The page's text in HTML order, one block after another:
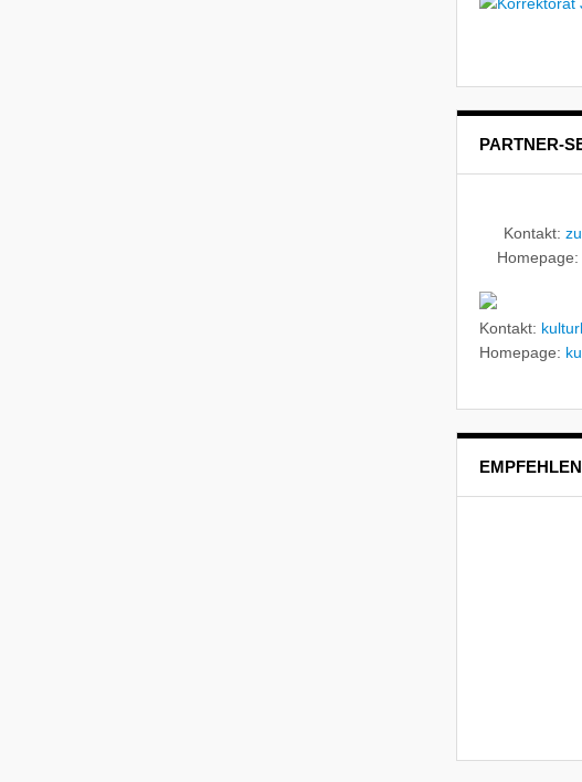
PARTNER-
Kontakt:
Homepage:
Kontakt:
Homepage: